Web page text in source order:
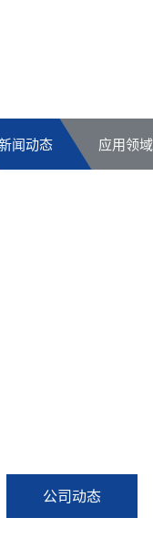
闻动态 应用领域
公司动态